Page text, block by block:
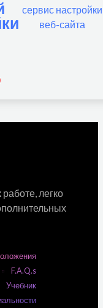
легко
F.A.Q.s
Учебник